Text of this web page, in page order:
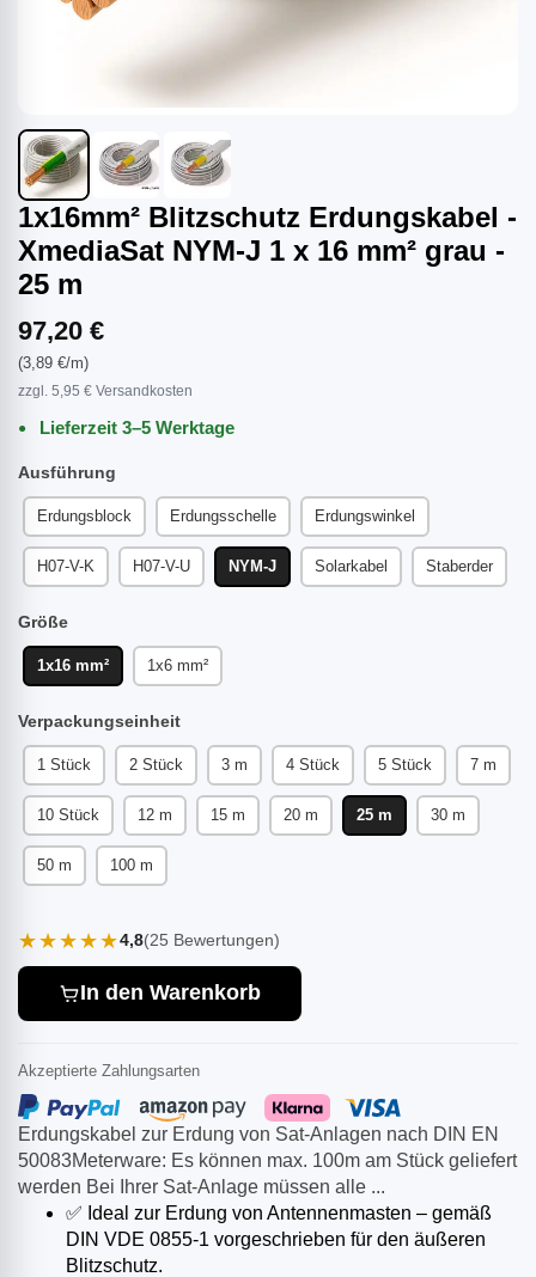
1x16mm² Blitzschutz Erdungskabel -
XmediaSat NYM-J 1 x 16 mm² grau -
25 m
Erdungskabel zur Erdung von Sat-Anlagen nach DIN EN
50083Meterware: Es können max. 100m am Stück geliefert
werden Bei Ihrer Sat-Anlage müssen alle ...
✅ Ideal zur Erdung von Antennenmasten – gemäß
DIN VDE 0855-1 vorgeschrieben für den äußeren
Blitzschutz.
97,20 €
(3,89 €/m)
zzgl. 5,95 € Versandkosten
Lieferzeit 3–5 Werktage
Ausführung
Erdungsblock Erdungsschelle Erdungswinkel
H07-V-K H07-V-U NYM-J Solarkabel Staberder
Größe
1x16 mm² 1x6 mm²
Verpackungseinheit
1 Stück 2 Stück 3 m 4 Stück 5 Stück 7 m
10 Stück 12 m 15 m 20 m 25 m 30 m
50 m 100 m
★★★★★4,8(25 Bewertungen)
In den Warenkorb
Akzeptierte Zahlungsarten